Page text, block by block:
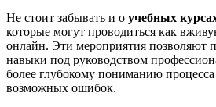
Не стоит забывать и о учебных
которые могут проводиться как
онлайн. Эти мероприятия позволяют
навыки под руководством
более глубокому пониманию
возможных ошибок.